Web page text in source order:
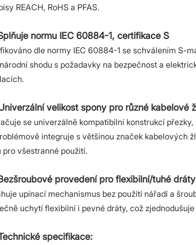
REACH, RoHS a PFAS.
normu IEC 60884-1, certifikace S
dle normy IEC 60884-1 se schválením S-
shodu s požadavky na bezpečnost a
velikost spony pro různé kabelové
se univerzálně kompatibilní konstrukcí přezky,
integruje s většinou značek kabelových
pro všestranné použití.
provedení pro flexibilní/tuhé dráty
upínací mechanismus bez použití nářadí a
uchytí flexibilní i pevné dráty, což
specifikace: